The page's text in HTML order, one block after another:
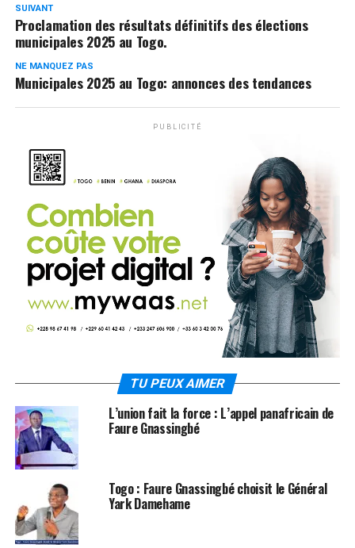
SUIVANT
Proclamation des résultats définitifs des élections
municipales 2025 au Togo.
NE MANQUEZ PAS
Municipales 2025 au Togo: annonces des tendances
PUBLICITÉ
TU PEUX AIMER
L’union fait la force : L’appel panafricain de
Faure Gnassingbé
Togo : Faure Gnassingbé choisit le Général
Yark Damehame